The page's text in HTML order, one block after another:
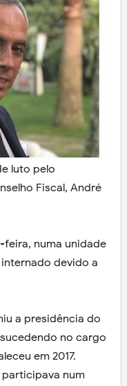
luto pelo
Fiscal, André
numa unidade
devido a
a presidência do
no cargo
em 2017.
num